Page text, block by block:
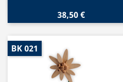
38,50 €
BK 021